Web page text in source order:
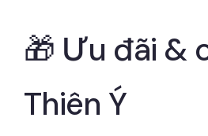
🎁 Ưu đãi &
Thiên Ý